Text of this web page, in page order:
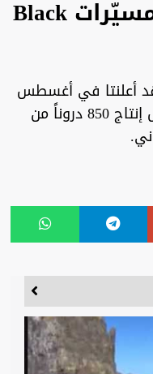
الجيش الأوكراني ومسيّرات Black
قد أعلنتا في أغسطس
عام 2022 إنهما ستقومان بتمويل إنتاج 850 دروناً من